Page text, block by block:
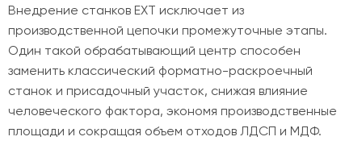
Внедрение станков EXT исключает из
производственной цепочки промежуточные этапы.
Один такой обрабатывающий центр способен
заменить классический форматно-раскроечный
станок и присадочный участок, снижая влияние
человеческого фактора, экономя производственные
площади и сокращая объем отходов ЛДСП и МДФ.